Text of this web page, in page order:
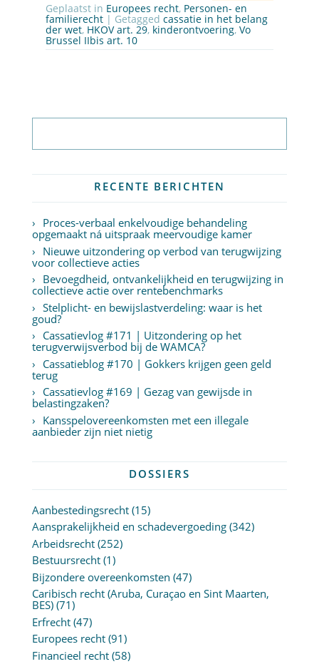
Geplaatst in Europees recht, Personen- en
familierecht | Getagged cassatie in het belang
der wet, HKOV art. 29, kinderontvoering, Vo
Brussel IIbis art. 10
RECENTE BERICHTEN
Proces-verbaal enkelvoudige behandeling
opgemaakt ná uitspraak meervoudige kamer
Nieuwe uitzondering op verbod van terugwijzing
voor collectieve acties
Bevoegdheid, ontvankelijkheid en terugwijzing in
collectieve actie over rentebenchmarks
Stelplicht- en bewijslastverdeling: waar is het
goud?
Cassatievlog #171 | Uitzondering op het
terugverwijsverbod bij de WAMCA?
Cassatieblog #170 | Gokkers krijgen geen geld
terug
Cassatievlog #169 | Gezag van gewijsde in
belastingzaken?
Kansspelovereenkomsten met een illegale
aanbieder zijn niet nietig
DOSSIERS
Aanbestedingsrecht(15)
Aansprakelijkheid en schadevergoeding(342)
Arbeidsrecht(252)
Bestuursrecht(1)
Bijzondere overeenkomsten (47)
Caribisch recht (Aruba, Curaçao en Sint Maarten,
BES)(71)
Erfrecht(47)
Europees recht(91)
Financieel recht(58)